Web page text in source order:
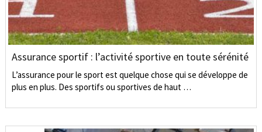
Assurance sportif : l’activité sportive en toute sérénité
L’assurance pour le sport est quelque chose qui se développe de
plus en plus. Des sportifs ou sportives de haut …